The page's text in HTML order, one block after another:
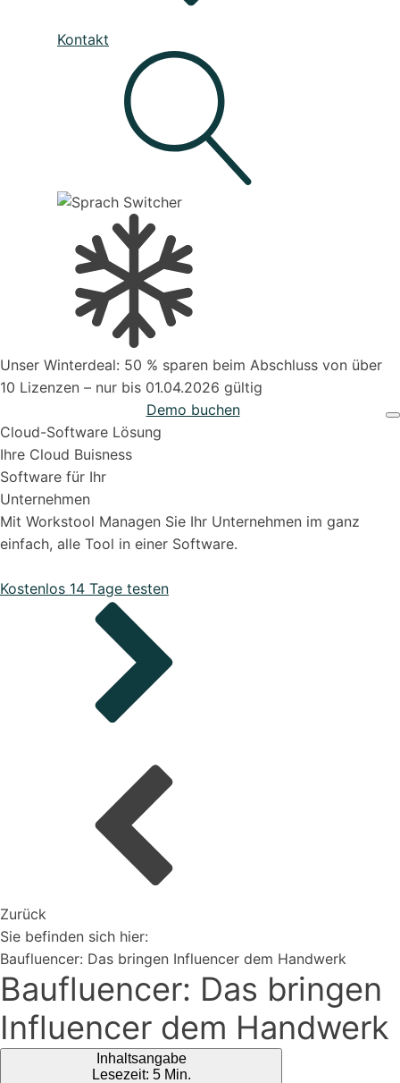
Organisiere deine Aufträge in Überischtlichen
Projekten
Aufträge verwalten
Organisiere deine Aufträge in Überischtlichen
Organisiere deine Aufträge in Überischtlichen
Alle Funktionen ansehen
Organisiere deine Aufträge in Überischtlichen
Rest-API Schnittstelle
Einfacher Import von Daten oder Lieferanten
Unser Service
Den besten Service für Ihre Business-Software, die deine
Prozesse verbessert
Live - System Status
Kontakt zum Vertrieb
Support & Hilfe
Onboarding Pakete
Vertriebspartner werden
Kontakt
Unser Winterdeal: 50 % sparen beim Abschluss von über
10 Lizenzen – nur bis 01.04.2026 gültig
Demo buchen
Cloud-Software Lösung
Ihre Cloud Buisness
Software für Ihr
Unternehmen
Mit Workstool Managen Sie Ihr Unternehmen im ganz
einfach, alle Tool in einer Software.
Kostenlos 14 Tage testen
Zurück
Sie befinden sich hier:
Baufluencer: Das bringen Influencer dem Handwerk
Baufluencer: Das bringen
Influencer dem Handwerk
Inhaltsangabe
Lesezeit: 5 Min.